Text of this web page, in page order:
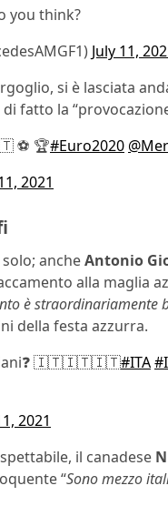
you think?
July 11,
si è lasciata
fatto la
⚽️ 🏆#Euro2020
2021
ancheAntonio
alla maglia
è straordinariamente
della festa azzurra.
🇮🇹🇮🇹🇮🇹#ITA
2021
il canadese
“Sono mezzo